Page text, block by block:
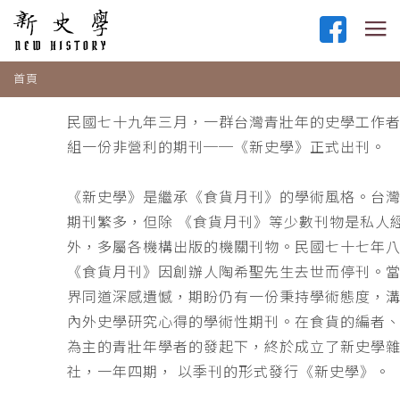
首頁
民國七十九年三月，一群台灣青壯年的史學工作
組一份非營利的期刊──《新史學》正式出刊。
《新史學》是繼承《食貨月刊》的學術風格。台
期刊繁多，但除 《食貨月刊》等少數刊物是私人
外，多屬各機構出版的機關刊物。民國七十七年
《食貨月刊》因創辦人陶希聖先生去世而停刊。
界同道深感遺憾，期盼仍有一份秉持學術態度，
內外史學研究心得的學術性期刊。在食貨的編者
為主的青壯年學者的發起下，終於成立了新史學
社，一年四期， 以季刊的形式發行《新史學》。